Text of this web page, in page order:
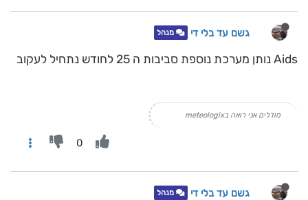
גשם עד בלי די מנהל
Aids נותן מערכת נוספת סביבות ה 25 לחודש נתחיל לעקוב
מודלים אני רואה בmeteologix
0
גשם עד בלי די מנהל